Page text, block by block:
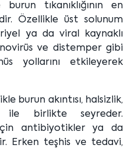
tıkanıklığının en
Özellikle üst solunum
ya da viral kaynaklı
ve distemper gibi
yollarını etkileyerek
burun akıntısı, halsizlik,
birlikte seyreder.
için antibiyotikler ya da
Erken teşhis ve tedavi,